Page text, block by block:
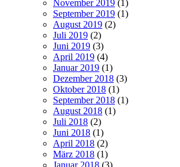
November 2019 (1)
September 2019 (1)
August 2019 (2)
Juli 2019 (2)
Juni 2019 (3)
April 2019 (4)
Januar 2019 (1)
Dezember 2018 (3)
Oktober 2018 (1)
September 2018 (1)
August 2018 (1)
Juli 2018 (2)
Juni 2018 (1)
April 2018 (2)
März 2018 (1)
Januar 2018 (3)